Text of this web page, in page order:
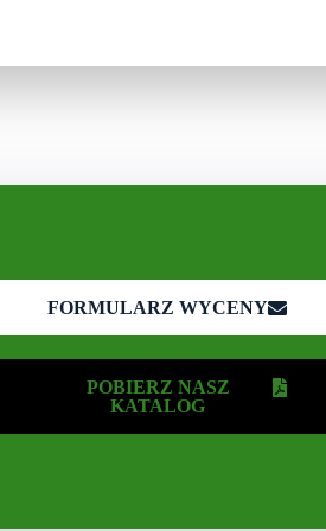
FORMULARZ WYCENY
POBIERZ NASZ
KATALOG